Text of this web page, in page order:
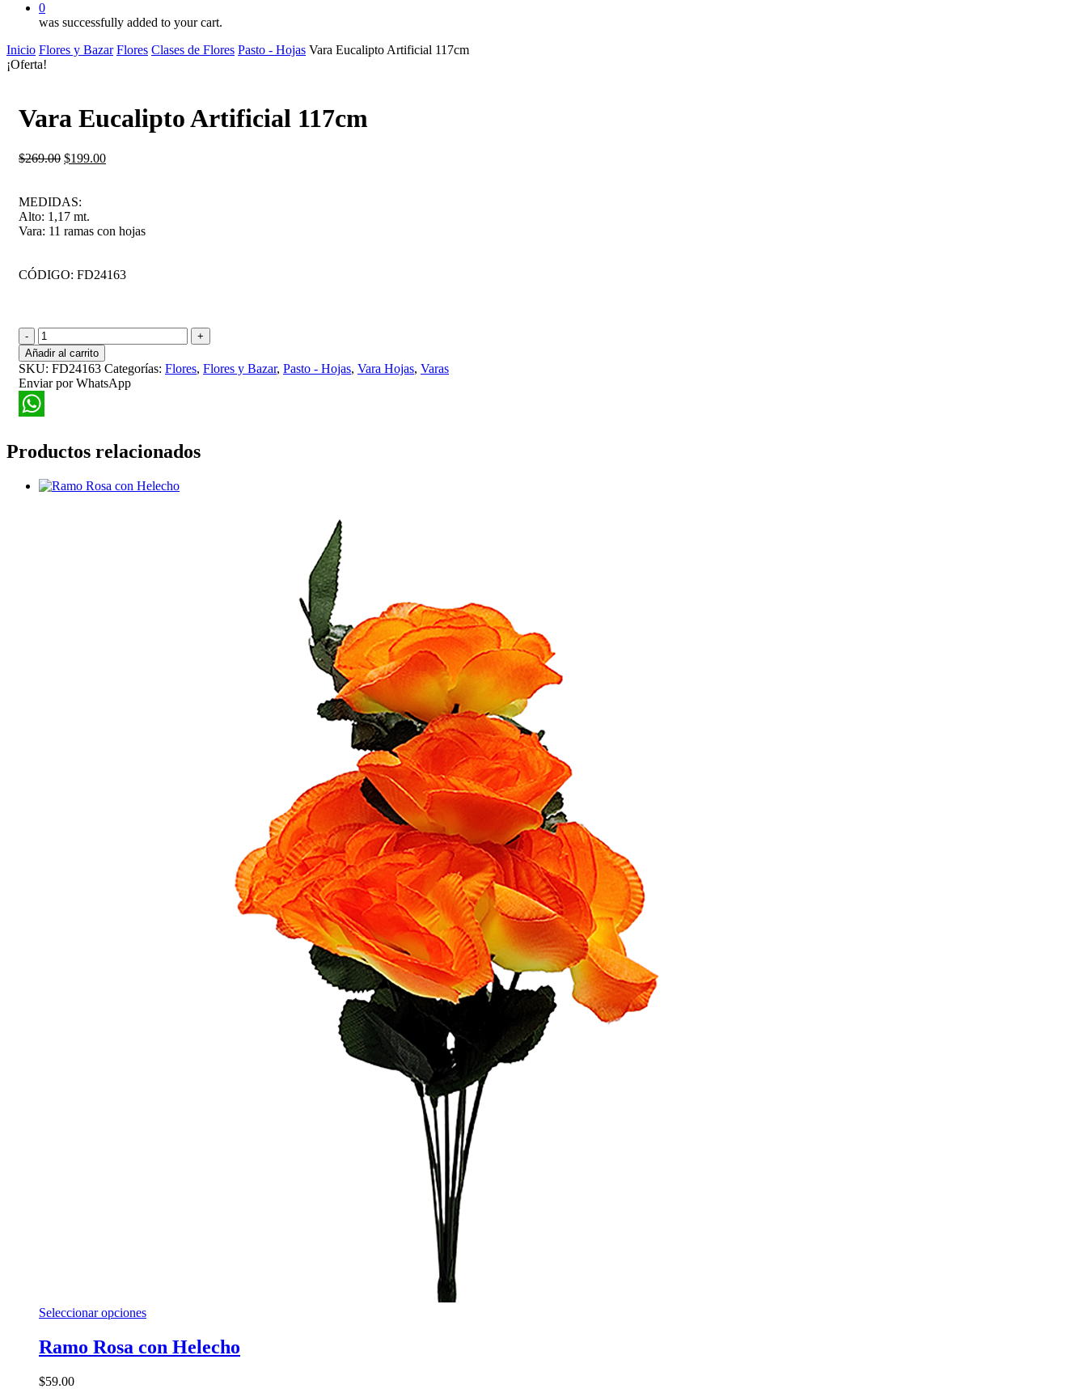
0
was successfully added to your cart.
Inicio Flores y Bazar Flores Clases de Flores Pasto - Hojas Vara Eucalipto Artificial 117cm
¡Oferta!
Vara Eucalipto Artificial 117cm
$269.00 El
era:
$269.00.
$199.00El
MEDIDAS:
Alto: 1,17 mt.
Vara: 11 ramas con hojas
CÓDIGO: FD24163
Vara
Eucalipto
Artificial
117cm
cantidad
Añadir al carrito
SKU: FD24163 Categorías: Flores, Flores y Bazar, Pasto - Hojas, Vara Hojas, Varas
Enviar por WhatsApp
Productos relacionados
Seleccionar opcionesEste
múltiples
Ramo Rosa con Helecho
$59.00